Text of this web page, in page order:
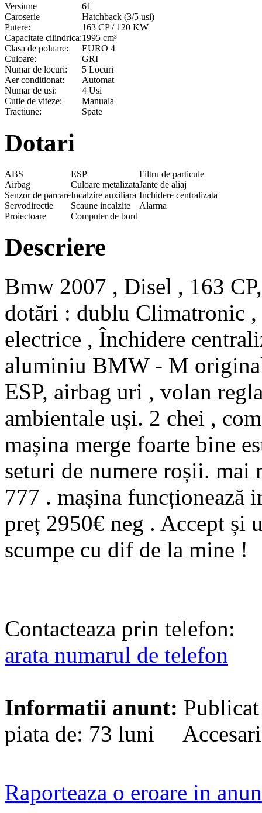
Versiune
61
Caroserie
Hatchback (3/5 usi)
Putere:
163 CP / 120 KW
Capacitate cilindrica:1995 cm³
Clasa de poluare:
EURO 4
Culoare:
GRI
Numar de locuri:
5 Locuri
Aer conditionat:
Automat
Numar de usi:
4 Usi
Cutie de viteze:
Manuala
Tractiune:
Spate
Dotari
ABS ESP
Filtru de particule
Airbag
Culoare metalizataJante de aliaj
Senzor de parcareIncalzire auxiliara Inchidere centralizata
Servodirectie
Scaune incalzite
Alarma
Proiectoare
Computer de bord
Descriere
Bmw 2007 , Disel , 163
dotări : dublu Climatronic
electrice , Închidere
aluminiu BMW - M
ESP, airbag uri , volan
ambientale uși. 2 chei ,
mașina merge foarte bine
seturi de numere roșii.
777 . mașina funcționează
preț 2950€ neg . Accept și
scumpe cu dif de la mine !
Contacteaza prin telefon:
arata numarul de telefon
Informatii anunt:
piata de: 73 luni
Raporteaza o eroare in